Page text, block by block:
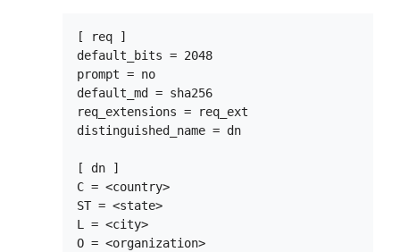
[ req ]
default_bits = 2048
prompt = no
default_md = sha256
req_extensions = req_ext
distinguished_name = dn
[ dn ]
C = <country>
ST = <state>
L = <city>
O = <organization>